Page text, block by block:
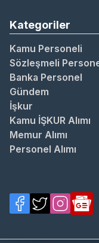
Kategoriler
Kamu Personeli
Sözleşmeli
Banka Personel
Gündem
İşkur
Kamu İŞKUR Alımı
Memur Alımı
Personel Alımı